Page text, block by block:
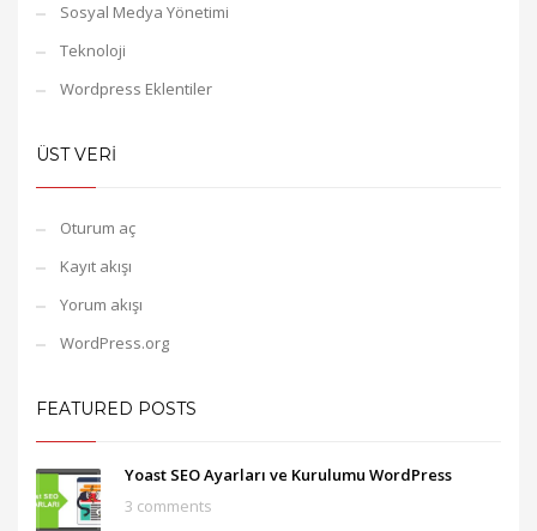
Sosyal Medya Yönetimi
Teknoloji
Wordpress Eklentiler
ÜST VERI
Oturum aç
Kayıt akışı
Yorum akışı
WordPress.org
FEATURED POSTS
Yoast SEO Ayarları ve Kurulumu WordPress
3 comments